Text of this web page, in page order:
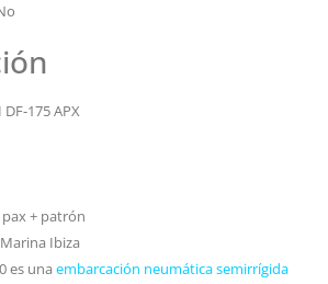
DF-175 APX
pax + patrón
Marina Ibiza
es una embarcación neumática semirrígida